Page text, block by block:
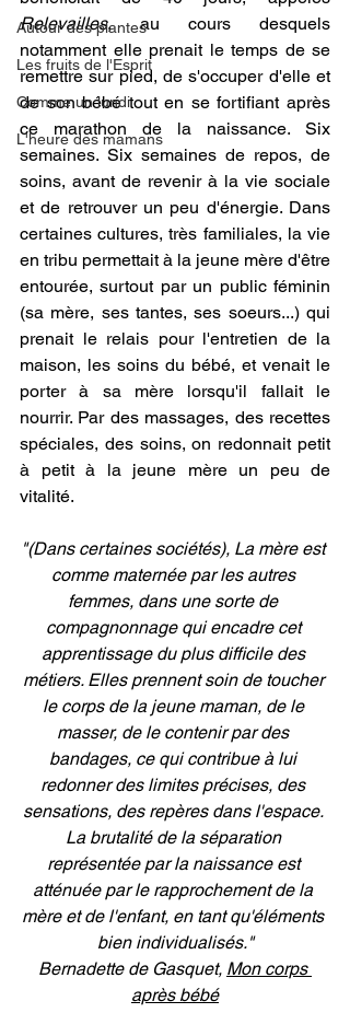
Autour des plantes
Les fruits de l'Esprit
Comme un lundi
L'heure des mamans
Relevailles, au cours desquels
notamment elle prenait le temps de se
remettre sur pied, de s'occuper d'elle et
de son bébé tout en se fortifiant après
ce marathon de la naissance. Six
semaines. Six semaines de repos, de
soins, avant de revenir à la vie sociale
et de retrouver un peu d'énergie. Dans
certaines cultures, très familiales, la vie
en tribu permettait à la jeune mère d'être
entourée, surtout par un public féminin
(sa mère, ses tantes, ses soeurs...) qui
prenait le relais pour l'entretien de la
maison, les soins du bébé, et venait le
porter à sa mère lorsqu'il fallait le
nourrir. Par des massages, des recettes
spéciales, des soins, on redonnait petit
à petit à la jeune mère un peu de
vitalité.
"(Dans certaines sociétés), La mère est
comme maternée par les autres
femmes, dans une sorte de
compagnonnage qui encadre cet
apprentissage du plus difficile des
métiers. Elles prennent soin de toucher
le corps de la jeune maman, de le
masser, de le contenir par des
bandages, ce qui contribue à lui
redonner des limites précises, des
sensations, des repères dans l'espace.
La brutalité de la séparation
représentée par la naissance est
atténuée par le rapprochement de la
mère et de l'enfant, en tant qu'éléments
bien individualisés."
Bernadette de Gasquet, Mon corps
après bébé